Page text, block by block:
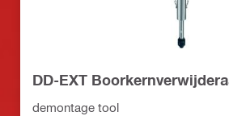
DD-EXT
demontage tool